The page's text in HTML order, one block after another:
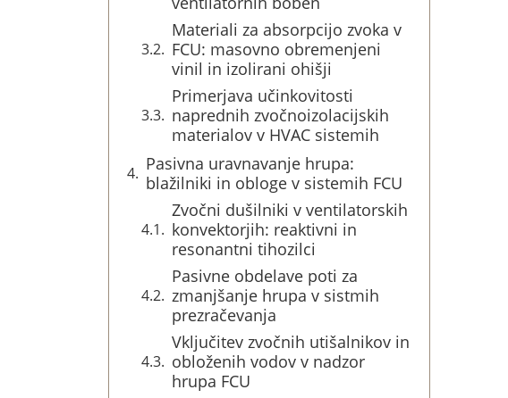
Materiali za absorpcijo zvoka v
FCU: masovno obremenjeni
vinil in izolirani ohišji
Primerjava učinkovitosti
naprednih zvočnoizolacijskih
materialov v HVAC sistemih
Pasivna uravnavanje hrupa:
blažilniki in obloge v sistemih FCU
Zvočni dušilniki v ventilatorskih
konvektorjih: reaktivni in
resonantni tihozilci
Pasivne obdelave poti za
zmanjšanje hrupa v sistmih
prezračevanja
Vključitev zvočnih utišalnikov in
obloženih vodov v nadzor
hrupa FCU